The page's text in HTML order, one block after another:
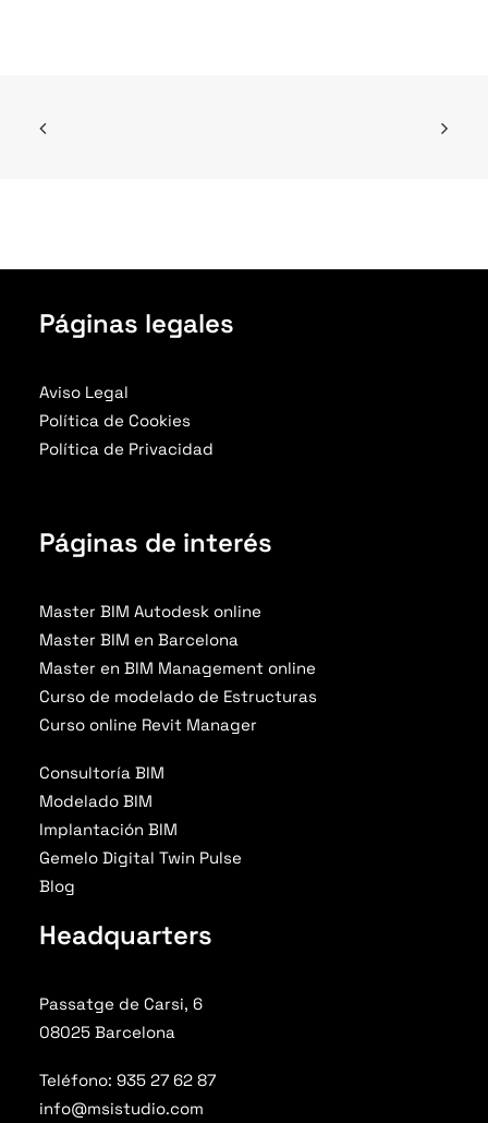
Páginas legales
Aviso Legal
Política de Cookies
Política de Privacidad
Páginas de interés
Master BIM Autodesk online
Master BIM en Barcelona
Master en BIM Management online
Curso de modelado de Estructuras
Curso online Revit Manager
Consultoría BIM
Modelado BIM
Implantación BIM
Gemelo Digital Twin Pulse
Blog
Headquarters
Passatge de Carsi, 6
08025 Barcelona
Teléfono: 935 27 62 87
info@msistudio.com